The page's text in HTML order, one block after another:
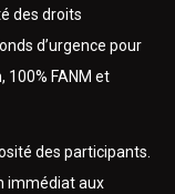
des droits
d’urgence pour
FANM et
des participants.
immédiat aux